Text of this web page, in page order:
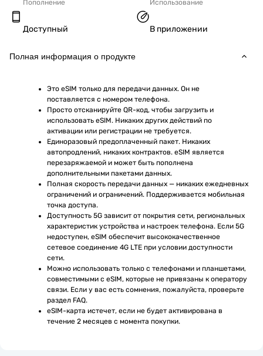
Пополнение
Доступный
Использование
В приложении
Полная информация о продукте
Это eSIM только для передачи данных. Он не
поставляется с номером телефона.
Просто отсканируйте QR-код, чтобы загрузить и
использовать eSIM. Никаких других действий по
активации или регистрации не требуется.
Единоразовый предоплаченный пакет. Никаких
автопродлений, никаких контрактов. eSIM является
перезаряжаемой и может быть пополнена
дополнительными пакетами данных.
Полная скорость передачи данных — никаких ежедневных
ограничений и ограничений. Поддерживается мобильная
точка доступа.
Доступность 5G зависит от покрытия сети, региональных
характеристик устройства и настроек телефона. Если 5G
недоступен, eSIM обеспечит высококачественное
сетевое соединение 4G LTE при условии доступности
сети.
Можно использовать только с телефонами и планшетами,
совместимыми с eSIM, которые не привязаны к оператору
связи. Если у вас есть сомнения, пожалуйста, проверьте
раздел FAQ.
eSIM-карта истечет, если не будет активирована в
течение 2 месяцев с момента покупки.